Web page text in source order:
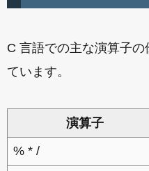
C 言語での主な演算子
ています。
演算子
% * /